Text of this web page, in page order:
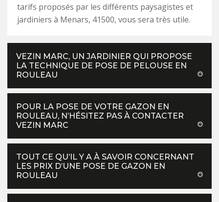
tarifs proposés par les différents paysagistes et
jardiniers à Menars, 41500, vous sera très utile.
VEZIN MARC, UN JARDINIER QUI PROPOSE
LA TECHNIQUE DE POSE DE PELOUSE EN
ROULEAU
POUR LA POSE DE VOTRE GAZON EN
ROULEAU, N’HÉSITEZ PAS À CONTACTER
VEZIN MARC
TOUT CE QU’IL Y A À SAVOIR CONCERNANT
LES PRIX D’UNE POSE DE GAZON EN
ROULEAU